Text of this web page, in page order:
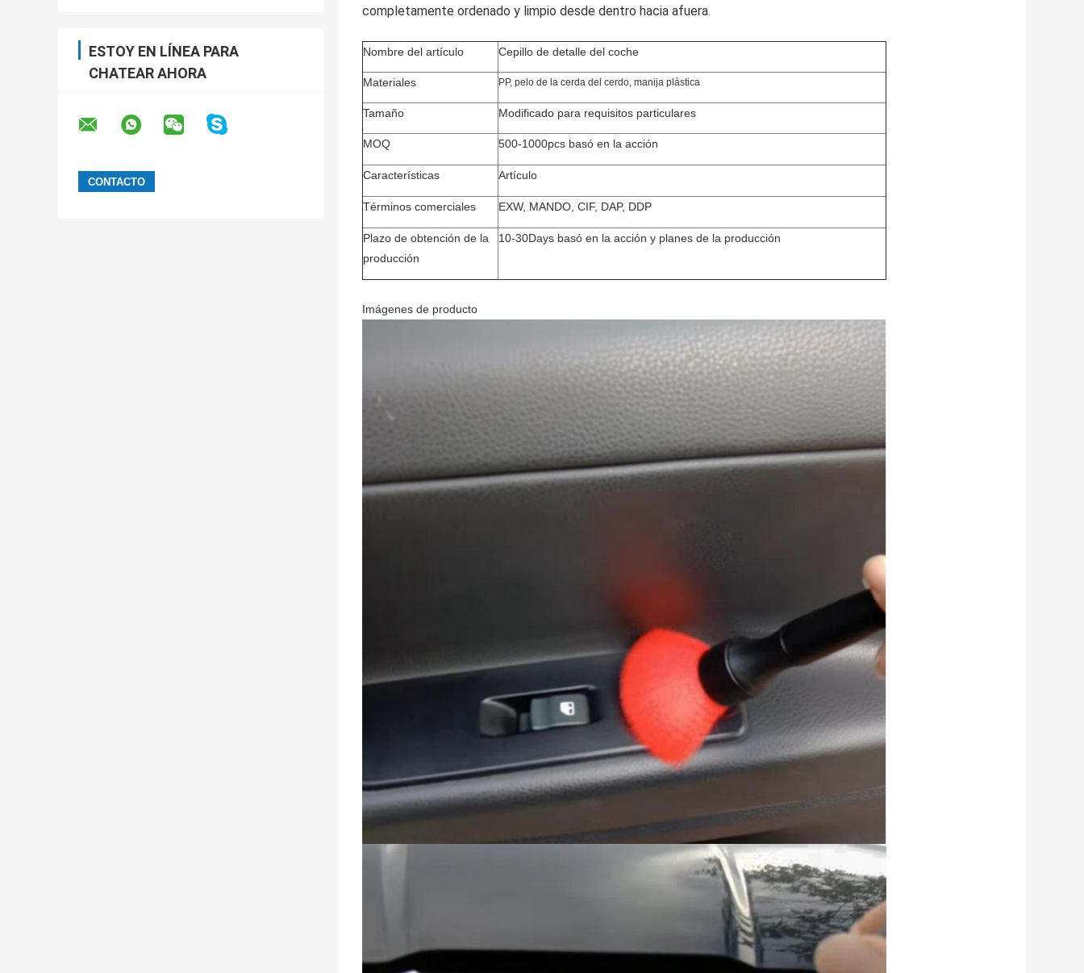
ESTOY EN LÍNEA PARA
CHATEAR AHORA
completamente ordenado y limpio desde dentro hacia afuera.
Nombre del artículo Cepillo de detalle del coche
Materiales PP, pelo de la cerda del cerdo, manija plástica
Tamaño Modificado para requisitos particulares
MOQ 500-1000pcs basó en la acción
Características Artículo
Términos comerciales EXW, MANDO, CIF, DAP, DDP
Plazo de obtención de la
producción
10-30Days basó en la acción y planes de la producción
Imágenes de producto